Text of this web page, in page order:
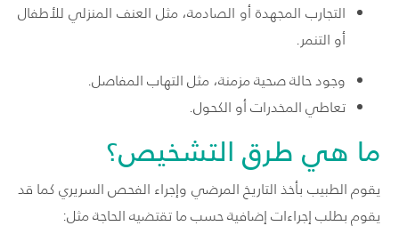
التجارب المجهدة أو الصادمة، مثل العنف المنزلي للأطفال
أو التنمر.
وجود حالة صحية مزمنة، مثل التهاب المفاصل.
تعاطي المخدرات أو الكحول.
ما هي طرق التشخيص؟
يقوم الطبيب بأخذ التاريخ المرضي وإجراء الفحص السريري كما قد
يقوم بطلب إجراءات إضافية حسب ما تقتضيه الحاجة مثل: